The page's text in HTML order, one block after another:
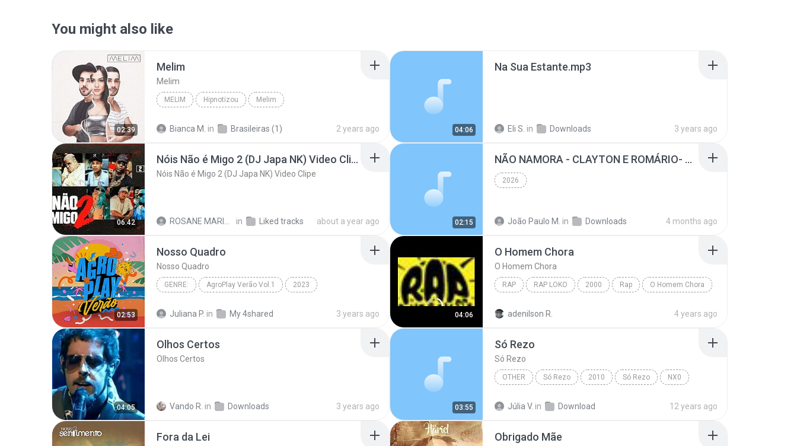
You might also like
02:39
Melim
Melim
MELIM Hipnotizou Melim
Bianca M. in Brasileiras (1) 2 years ago 04:06
Na Sua Estante.mp3
Eli S. in Downloads 3 years ago
06:42
Nóis Não é Migo 2 (DJ Japa NK) Video Clipe
Nóis Não é Migo 2 (DJ Japa NK) Video Clipe
in Liked tracks about a year ago 02:15
NÃO NAMORA - CLAYTON E ROMÁRIO- ZÉ NETO E CRISTIANO (2).mp3
2026
João Paulo M. in Downloads 4 months ago
02:53
Nosso Quadro
Nosso Quadro
GENRE: AgroPlay Verão Vol.1 2023
Juliana P. in My 4shared 3 years ago 04:06
O Homem Chora
O Homem Chora
RAP RAP LOKO 2000 Rap O Homem Chora
adenilson R. 4 years ago
04:05
Olhos Certos
Olhos Certos
Vando R. in Downloads 3 years ago 03:55
Só Rezo
Só Rezo
OTHER Só Rezo 2010 Só Rezo NX0
Júlia V. in Download 12 years ago
Fora da Lei Obrigado Mãe